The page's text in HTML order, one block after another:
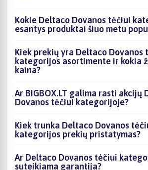
Kokie Deltaco Dovanos tėčiui
esantys produktai šiuo metu
Kiek prekių yra Deltaco Dovanos
kategorijos asortimente ir kokia
kaina?
Ar BIGBOX.LT galima rasti akcijų
Dovanos tėčiui kategorijoje?
Kiek trunka Deltaco Dovanos
kategorijos prekių pristatymas?
Ar Deltaco Dovanos tėčiui
suteikiama garantija?